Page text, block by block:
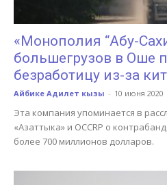
«Монополия “Абу-
большегрузов в Оше
безработицу из-за
Айбике Адилет кызы - 10 июня 2020
Эта компания упоминается в
«Азаттыка» и OCCRP о
более 700 миллионов долларов.